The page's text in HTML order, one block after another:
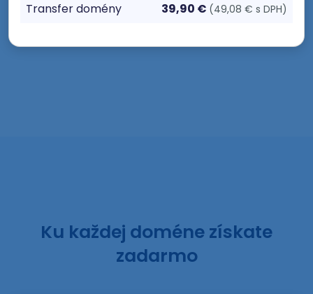
Transfer domény 39,90 € (49,08 € s DPH)
Ku každej doméne získate
zadarmo